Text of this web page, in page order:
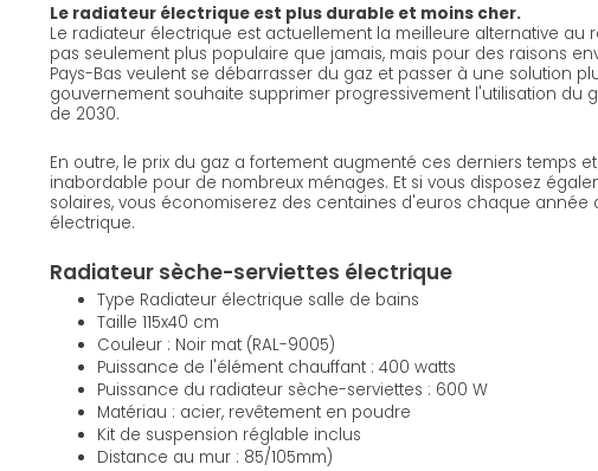
Le radiateur électrique est plus durable et moins cher.
Le radiateur électrique est actuellement la meilleure alternative au
pas seulement plus populaire que jamais, mais pour des raisons
Pays-Bas veulent se débarrasser du gaz et passer à une solution
gouvernement souhaite supprimer progressivement l'utilisation du
de 2030.
En outre, le prix du gaz a fortement augmenté ces derniers temps
inabordable pour de nombreux ménages. Et si vous disposez
solaires, vous économiserez des centaines d'euros chaque année
électrique.
Radiateur sèche-serviettes électrique
Type Radiateur électrique salle de bains
Taille 115x40 cm
Couleur : Noir mat (RAL-9005)
Puissance de l'élément chauffant : 400 watts
Puissance du radiateur sèche-serviettes : 600 W
Matériau : acier, revêtement en poudre
Kit de suspension réglable inclus
Distance au mur : 85/105mm)